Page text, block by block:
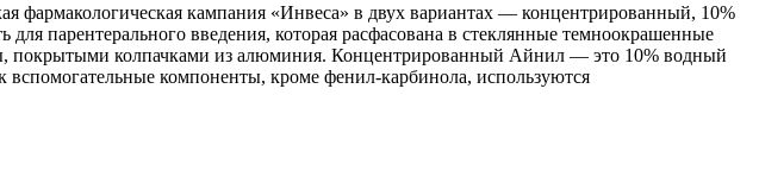
фармакологическая кампания «Инвеса» в двух вариантах — концентрированный, 10%
парентерального введения, которая расфасована в стеклянные темноокрашенные
покрытыми колпачками из алюминия. Концентрированный Айнил — это 10% водный
компоненты, кроме фенил-карбинола, используются